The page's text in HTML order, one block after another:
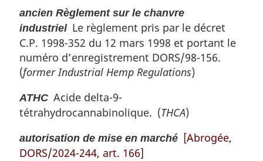
ancien Règlement sur le chanvre
industrielLe règlement pris par le décret
C.P. 1998-352 du 12 mars 1998 et portant le
numéro d’enregistrement DORS/98-156.
(former Industrial Hemp Regulations)
ATHC Acide delta-9-
tétrahydrocannabinolique. (THCA)
autorisation de mise en marché [Abrogée,
DORS/2024-244, art. 166]